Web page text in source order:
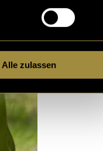
Alle zulassen